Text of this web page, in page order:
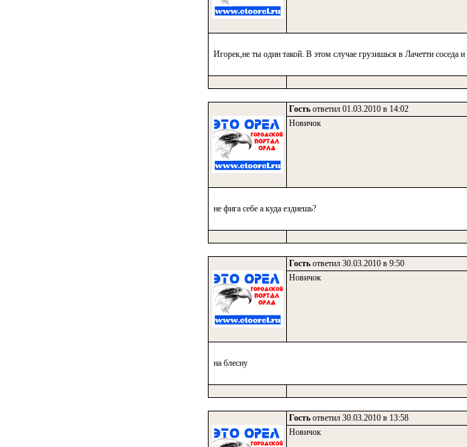
Игорек,не ты один такой. В этом случае грузишься в Лачетти
Гость ответил 01.03.2010 в 14:02
Новичок
не фига себе а куда ездиешь?
Гость ответил 30.03.2010 в 9:50
Новичок
на блесну
Гость ответил 30.03.2010 в 13:58
Новичок